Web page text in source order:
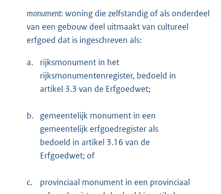
monument: woning die zelfstandig of als onderdeel
van een gebouw deel uitmaakt van cultureel
erfgoed dat is ingeschreven als:
a.
rijksmonument in het
rijksmonumentenregister, bedoeld in
artikel 3.3 van de Erfgoedwet;
b.
gemeentelijk monument in een
gemeentelijk erfgoedregister als
bedoeld in artikel 3.16 van de
Erfgoedwet; of
c.
provinciaal monument in een provinciaal